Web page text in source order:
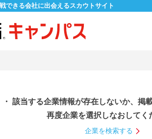
できる会社に出会えるスカウトサイト
・ 該当する企業情報が存在しないか、掲
再度企業を選択しなおしてく
企業を検索する